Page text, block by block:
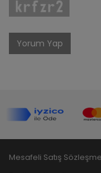
Yorum Yap
Mesafeli Satış